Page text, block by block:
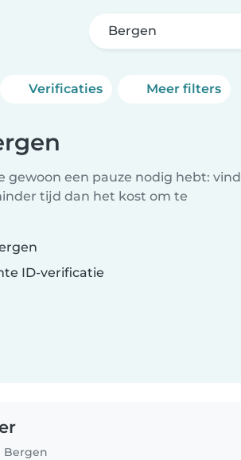
Bergen
Verificaties Meer filters
gewoon een pauze nodig hebt: vind
tijd dan het kost om te
ID-verificatie
Bergen